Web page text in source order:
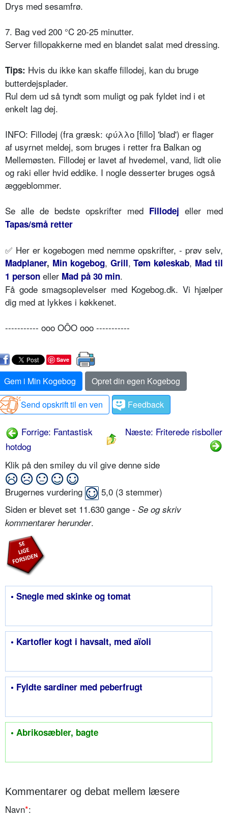
Drys med sesamfrø.
7. Bag ved 200 °C 20-25 minutter.
Server fillopakkerne med en blandet salat med dressing.
Tips: Hvis du ikke kan skaffe fillodej, kan du bruge
butterdejsplader.
Rul dem ud så tyndt som muligt og pak fyldet ind i et
enkelt lag dej.
INFO: Fillodej (fra græsk: φύλλο [fillo] 'blad') er flager
af usyrnet meldej, som bruges i retter fra Balkan og
Mellemøsten. Fillodej er lavet af hvedemel, vand, lidt olie
og raki eller hvid eddike. I nogle desserter bruges også
æggeblommer.
Se alle de bedste opskrifter med Fillodej eller med
Tapas/små retter
✅ Her er kogebogen med nemme opskrifter, - prøv selv,
Madplaner, Min kogebog, Grill,Tøm køleskab, Mad til
1 person eller Mad på 30 min.
Få gode smagsoplevelser med Kogebog.dk. Vi hjælper
dig med at lykkes i køkkenet.
----------- ooo OÔO ooo -----------
Save
Gem i Min Kogebog
Opret din egen Kogebog
Send opskrift til en ven
Feedback
Forrige: Fantastisk
hotdog
Næste: Friterede risboller
Klik på den smiley du vil give denne side
Brugernes vurdering 5,0 (3 stemmer)
Siden er blevet set 11.630 gange - Se og skriv
kommentarer herunder.
• Snegle med skinke og tomat
• Kartofler kogt i havsalt, med aïoli
• Fyldte sardiner med peberfrugt
• Abrikosæbler, bagte
Kommentarer og debat mellem læsere
Navn*: